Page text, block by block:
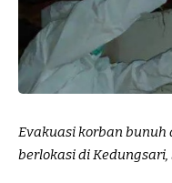
Evakuasi korban
berlokasi di Kedungsari,